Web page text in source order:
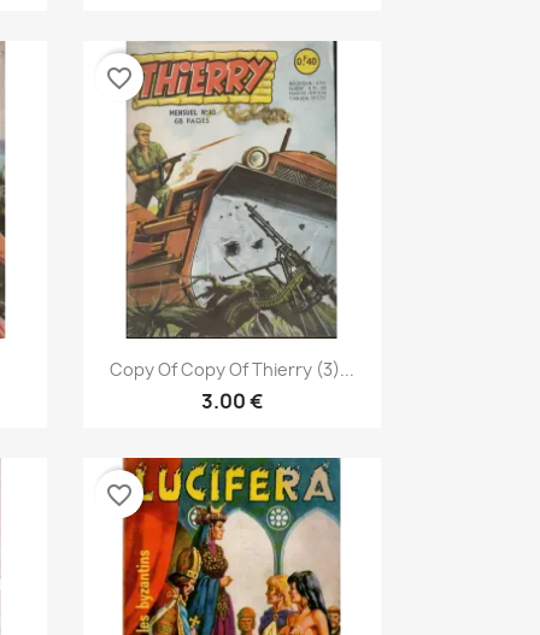
نظرة سريعة
Copy Of Copy Of Thierry (3)...
3.00 €
favorite_border
favorite_border